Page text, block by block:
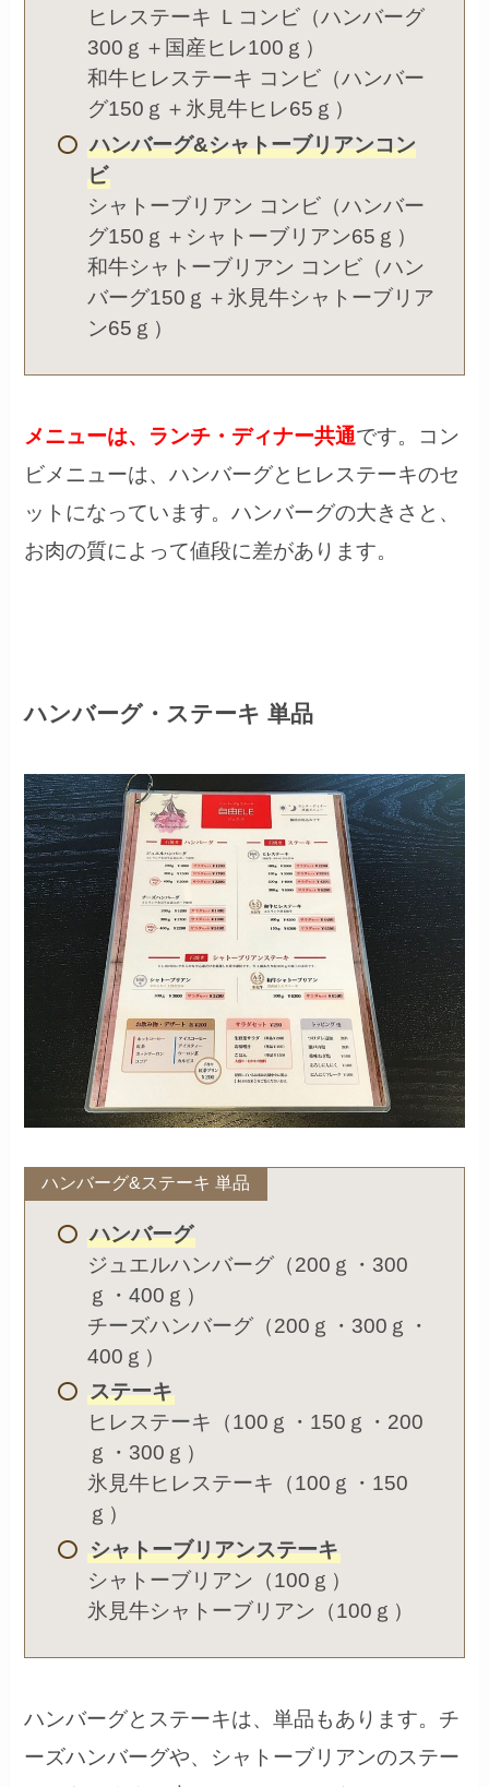
ヒレステーキ Ｌコンビ（ハンバーグ
300ｇ＋国産ヒレ100ｇ）
和牛ヒレステーキ コンビ（ハンバー
グ150ｇ＋氷見牛ヒレ65ｇ）
ハンバーグ&シャトーブリアンコン
ビ
シャトーブリアン コンビ（ハンバー
グ150ｇ＋シャトーブリアン65ｇ）
和牛シャトーブリアン コンビ（ハン
バーグ150ｇ＋氷見牛シャトーブリア
ン65ｇ）
メニューは、ランチ・ディナー共通です。コン
ビメニューは、ハンバーグとヒレステーキのセ
ットになっています。ハンバーグの大きさと、
お肉の質によって値段に差があります。
ハンバーグ・ステーキ 単品
ハンバーグ&ステーキ 単品
ハンバーグ
ジュエルハンバーグ（200ｇ・300
ｇ・400ｇ）
チーズハンバーグ（200ｇ・300ｇ・
400ｇ）
ステーキ
ヒレステーキ（100ｇ・150ｇ・200
ｇ・300ｇ）
氷見牛ヒレステーキ（100ｇ・150
ｇ）
シャトーブリアンステーキ
シャトーブリアン（100ｇ）
氷見牛シャトーブリアン（100ｇ）
ハンバーグとステーキは、単品もあります。チ
ーズハンバーグや、シャトーブリアンのステー